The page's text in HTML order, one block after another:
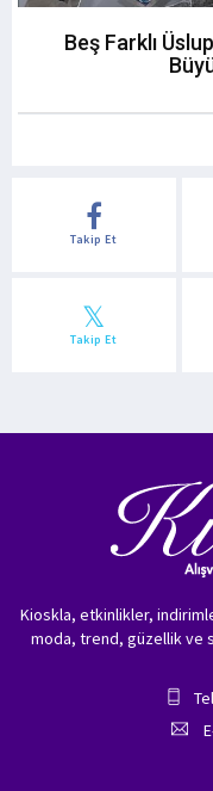
Beş Farklı
Takip Et
Takip Et
Kioskla, etkinlikler,
moda, trend, güzellik ve